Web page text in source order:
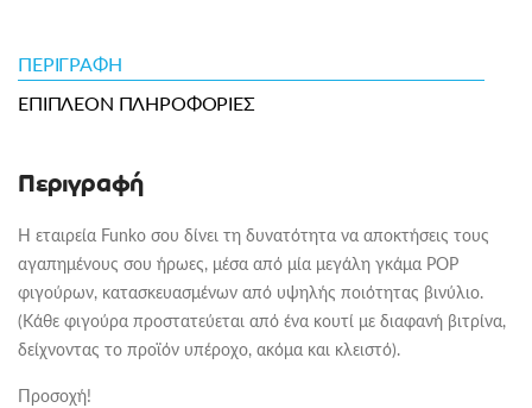
ΠΕΡΙΓΡΑΦΉ
ΕΠΙΠΛΈΟΝ ΠΛΗΡΟΦΟΡΊΕΣ
Περιγραφή
Η εταιρεία Funko σου δίνει τη δυνατότητα να αποκτήσεις τους
αγαπημένους σου ήρωες, μέσα από μία μεγάλη γκάμα POP
φιγούρων, κατασκευασμένων από υψηλής ποιότητας βινύλιο.
(Κάθε φιγούρα προστατεύεται από ένα κουτί με διαφανή βιτρίνα,
δείχνοντας το προϊόν υπέροχο, ακόμα και κλειστό).
Προσοχή!